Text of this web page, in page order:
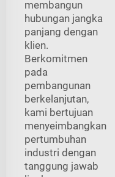
membangun
hubungan jangka
panjang dengan
klien.
Berkomitmen
pada
pembangunan
berkelanjutan,
kami bertujuan
menyeimbangkan
pertumbuhan
industri dengan
tanggung jawab